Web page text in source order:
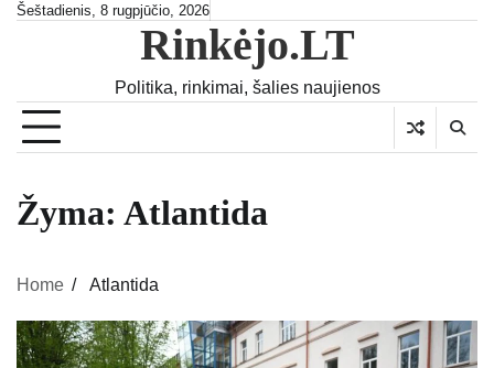
SkipŠeštadienis, 8 rugpjūčio, 2026
Rinkėjo.LT
Politika, rinkimai, šalies naujienos
Žyma: Atlantida
Home Atlantida